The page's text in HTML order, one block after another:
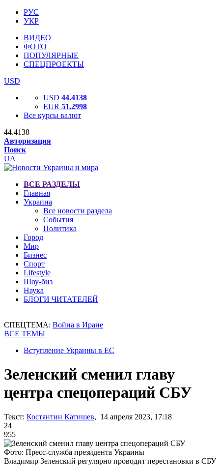
РУС
УКР
ВИДЕО
ФОТО
ПОПУЛЯРНЫЕ
СПЕЦПРОЕКТЫ
USD
USD 44.4138
EUR 51.2998
Все курсы валют
44.4138
Авторизация
Поиск
UA
ВСЕ РАЗДЕЛЫ
Главная
Украина
Все новости раздела
События
Политика
Город
Мир
Бизнес
Спорт
Lifestyle
Шоу-биз
Наука
БЛОГИ ЧИТАТЕЛЕЙ
СПЕЦТЕМА: Война в Иране
ВСЕ ТЕМЫ
Вступление Украины в ЕС
Зеленский сменил главу
центра спецопераций СБУ
Текст: Костянтин Катишев, 14 апреля 2023, 17:18
24
955
Фото: Пресс-служба президента Украины
Владимир Зеленский регулярно проводит перестановки в СБУ